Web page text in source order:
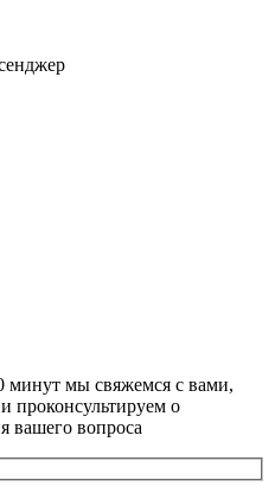
минут мы свяжемся с вами,
проконсультируем о
вашего вопроса